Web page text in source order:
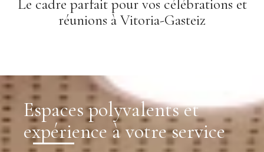
Le cadre parfait pour vos célébrations et
réunions à Vitoria-Gasteiz
Espaces polyvalents et
expérience à votre service